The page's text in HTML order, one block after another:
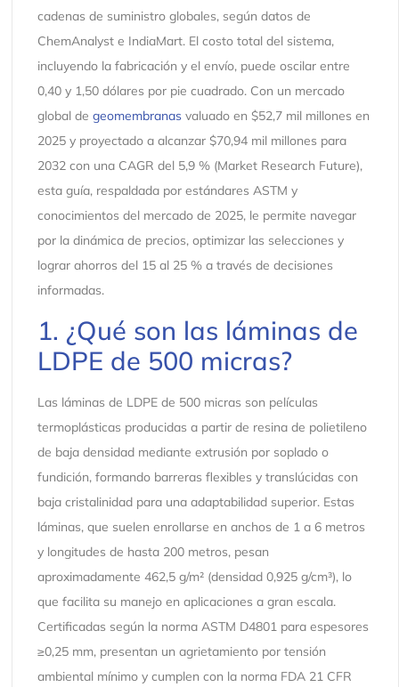
cadenas de suministro globales, según datos de
ChemAnalyst e IndiaMart. El costo total del sistema,
incluyendo la fabricación y el envío, puede oscilar entre
0,40 y 1,50 dólares por pie cuadrado. Con un mercado
global de geomembranasvaluado en $52,7 mil millones en
2025 y proyectado a alcanzar $70,94 mil millones para
2032 con una CAGR del 5,9 % (Market Research Future),
esta guía, respaldada por estándares ASTM y
conocimientos del mercado de 2025, le permite navegar
por la dinámica de precios, optimizar las selecciones y
lograr ahorros del 15 al 25 % a través de decisiones
informadas.
1. ¿Qué son las láminas de
LDPE de 500 micras?
Las láminas de LDPE de 500 micras son películas
termoplásticas producidas a partir de resina de polietileno
de baja densidad mediante extrusión por soplado o
fundición, formando barreras flexibles y translúcidas con
baja cristalinidad para una adaptabilidad superior. Estas
láminas, que suelen enrollarse en anchos de 1 a 6 metros
y longitudes de hasta 200 metros, pesan
aproximadamente 462,5 g/m² (densidad 0,925 g/cm³), lo
que facilita su manejo en aplicaciones a gran escala.
Certificadas según la norma ASTM D4801 para espesores
≥0,25 mm, presentan un agrietamiento por tensión
ambiental mínimo y cumplen con la norma FDA 21 CFR